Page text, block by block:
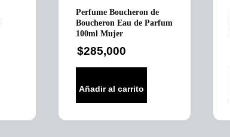
Perfume Boucheron de
Boucheron Eau de Parfum
100ml Mujer
$285,000
Añadir al carrito